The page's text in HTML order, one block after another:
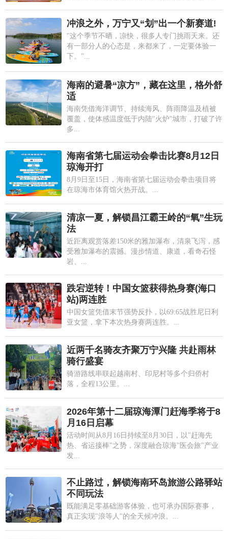
冲浪之外，万宁又“划”出一个新赛道!
"这个季节不晒，凉快，很多人专门挑雨天来。还
有一部分人的心态是，来都来了，一定要体验一
下。"...
海南的避暑“凉方”，藏在这里，格外舒
适
海南凭借海洋调节、持续海风、阵雨降温及植被
覆盖，使体感温度低于内陆"火炉"城市，打破了许
多...
海南省第七届运动会拳击比赛8月12日
琼海开打
8月9日至15日，海南省第七届运动会拳击项目将
在琼海市体育馆火热开战。...
清凉一夏，解锁昌江霸王岭的“氧”生玩
法
近距离观赏落差150米的雅加瀑布，清泉飞泻，感
受雅加瀑布的震撼。漫步情道、康道，看奇石怪
岩、...
跌宕逆转！中国女篮获得热身赛(海口
站)两连胜
中国女篮凭借末节强势反扑，以69:65战胜尼日利
亚女篮，拿下本次热身赛两连胜。...
近两千名骑友齐聚万宁兴隆 共赴雨林
骑行盛宴
骑游路线串联起越南村、印尼村等多个归侨村
落，全程13公里。...
2026年第十二届琼海潭门赶海季将于8
月16日启幕
活动时间从8月16日持续至8月30日，以"赶海先
热、省运接棒"之势，深度融合琼海"医会旅"产业
发...
不止路过，解锁海南环岛旅游公路驿站
不同玩法
既能满足零基础游客体验，也可承办国际赛事，
真正实现"浪等人"的全天候冲浪。...